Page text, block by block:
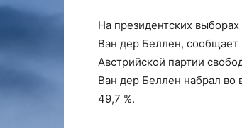
На президентских
Ван дер Беллен, сообщает
Австрийской партии
Ван дер Беллен набрал во
49,7 %.